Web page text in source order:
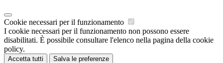
Cookie necessari per il funzionamento
I cookie necessari per il funzionamento non possono essere
disabilitati. È possibile consultare l'elenco nella pagina della cookie
policy.
Accetta tutti Salva le preferenze